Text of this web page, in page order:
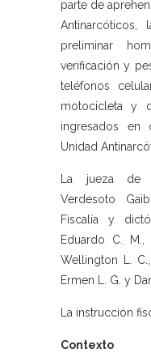
parte de
Antinarcóticos,
preliminar
verificación y
teléfonos
motocicleta y
ingresados en
Unidad
La jueza de
Verdesoto
Fiscalía y
Eduardo C.
Wellington L.
Ermen L. G. y
La instrucción
Contexto